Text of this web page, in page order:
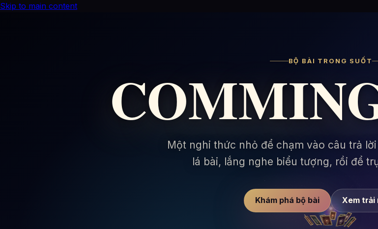
Skip to main content
BỘ BÀI TRONG SUỐT
Một nghi thức nhỏ để chạm vào câu trả
lá bài, lắng nghe biểu tượng, rồi để
Khám phá bộ bài Xem trải